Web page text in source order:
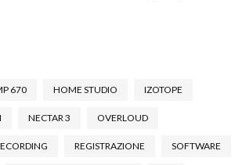
670 HOME STUDIO IZOTOPE
NECTAR 3 OVERLOUD
REGISTRAZIONE SOFTWARE